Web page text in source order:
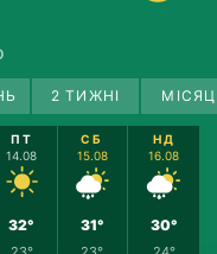
2 ТИЖНІ
ПТ
14.08
32°
СБ
15.08
31°
НД
16.08
30°